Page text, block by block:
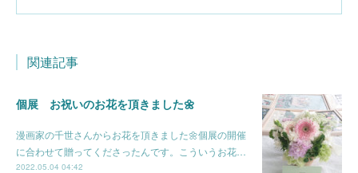
関連記事
個展 お祝いのお花を頂きました🌼
漫画家の千世さんからお花を頂きました🌼個展の開催
に合わせて贈ってくださったんです。こういうお花…
2022.05.04 04:42